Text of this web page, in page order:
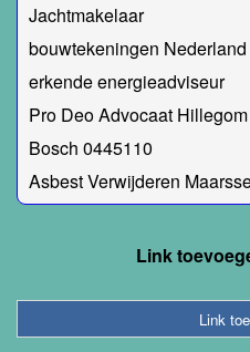
Jachtmakelaar
bouwtekeningen Nederland
erkende energieadviseur
Pro Deo Advocaat Hillegom
Bosch 0445110
Asbest Verwijderen
Link
Link